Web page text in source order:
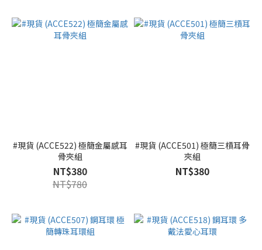
#現貨 (ACCE522) 極簡金屬感耳
骨夾組
NT$380
NT$780
#現貨 (ACCE501) 極簡三槓耳骨
夾組
NT$380